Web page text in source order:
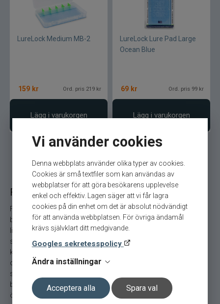
Vi använder cookies
Denna webbplats använder olika typer av cookies.
Cookies är små textfiler som kan användas av
webbplatser för att göra besökarens upplevelse
enkel och effektiv. Lagen säger att vi får lagra
cookies på din enhet om det är absolut nödvändigt
för att använda webbplatsen. För övriga ändamål
krävs självklart ditt medgivande.
Googles sekretesspolicy
Ändra inställningar
Acceptera alla Spara val
Fox International
AH Baits
Armada
Baltic
Bios
BKK
Benecchi
Billow Baits
Bomber
Brewer Baits
LureLock Medium MB-2
159 kr Ord. pris 219 kr
Lägg i varukorgen
LureLock Lure Pad Large
Ocean Blue
69 kr Ord. pris 99 kr
Lägg i varukorgen
Förvaring till allt fiske
Förvaring kan man aldrig få nog av! En väska med lösa
beteslådor eller en rymlig draglåda är mer eller mindre
livsnödvändigt. Eller en liten väska att förvara färdiga tackel i. En
skyddsväska för fiskespöt eller en vattentät väska för de extra
kläderna. Vi sportfiskare omger oss med en mängd utrustning
och tillbehör som alla kräver sin plats. Att kunna förvara sina
saker på ett vettigt och enkelt sätt är ganska viktigt. Utrustningen
blir skyddad, den blir sorterad och det blir lättare att få en bra
överblick. Dessutom blir fisket roligare om man har ordning och